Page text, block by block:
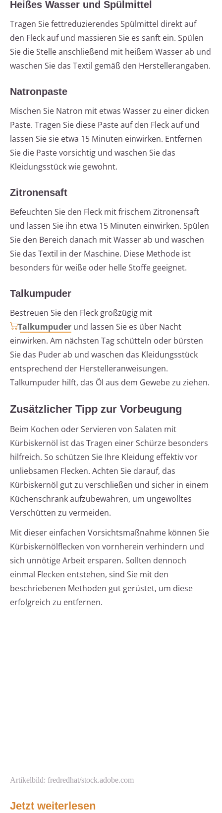
Heißes Wasser und Spülmittel
Tragen Sie fettreduzierendes Spülmittel direkt auf
den Fleck auf und massieren Sie es sanft ein. Spülen
Sie die Stelle anschließend mit heißem Wasser ab und
waschen Sie das Textil gemäß den Herstellerangaben.
Natronpaste
Mischen Sie Natron mit etwas Wasser zu einer dicken
Paste. Tragen Sie diese Paste auf den Fleck auf und
lassen Sie sie etwa 15 Minuten einwirken. Entfernen
Sie die Paste vorsichtig und waschen Sie das
Kleidungsstück wie gewohnt.
Zitronensaft
Befeuchten Sie den Fleck mit frischem Zitronensaft
und lassen Sie ihn etwa 15 Minuten einwirken. Spülen
Sie den Bereich danach mit Wasser ab und waschen
Sie das Textil in der Maschine. Diese Methode ist
besonders für weiße oder helle Stoffe geeignet.
Talkumpuder
Bestreuen Sie den Fleck großzügig mit
Talkumpuder und lassen Sie es über Nacht
einwirken. Am nächsten Tag schütteln oder bürsten
Sie das Puder ab und waschen das Kleidungsstück
entsprechend der Herstelleranweisungen.
Talkumpuder hilft, das Öl aus dem Gewebe zu ziehen.
Zusätzlicher Tipp zur Vorbeugung
Beim Kochen oder Servieren von Salaten mit
Kürbiskernöl ist das Tragen einer Schürze besonders
hilfreich. So schützen Sie Ihre Kleidung effektiv vor
unliebsamen Flecken. Achten Sie darauf, das
Kürbiskernöl gut zu verschließen und sicher in einem
Küchenschrank aufzubewahren, um ungewolltes
Verschütten zu vermeiden.
Mit dieser einfachen Vorsichtsmaßnahme können Sie
Kürbiskernölflecken von vornherein verhindern und
sich unnötige Arbeit ersparen. Sollten dennoch
einmal Flecken entstehen, sind Sie mit den
beschriebenen Methoden gut gerüstet, um diese
erfolgreich zu entfernen.
Artikelbild: fredredhat/stock.adobe.com
Jetzt weiterlesen